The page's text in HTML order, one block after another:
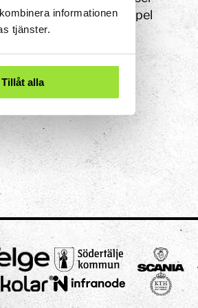
informationen
tjänster.
Tillåt alla
data genom till exempel
observationer. Att